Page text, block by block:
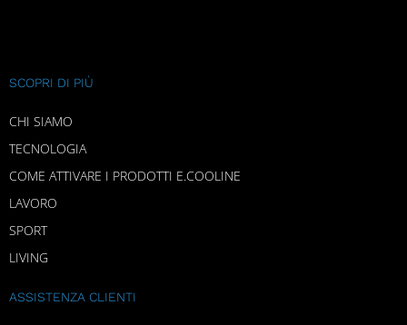
SCOPRI DI PIÙ
CHI SIAMO
TECNOLOGIA
COME ATTIVARE I PRODOTTI E.COOLINE
LAVORO
SPORT
LIVING
ASSISTENZA CLIENTI